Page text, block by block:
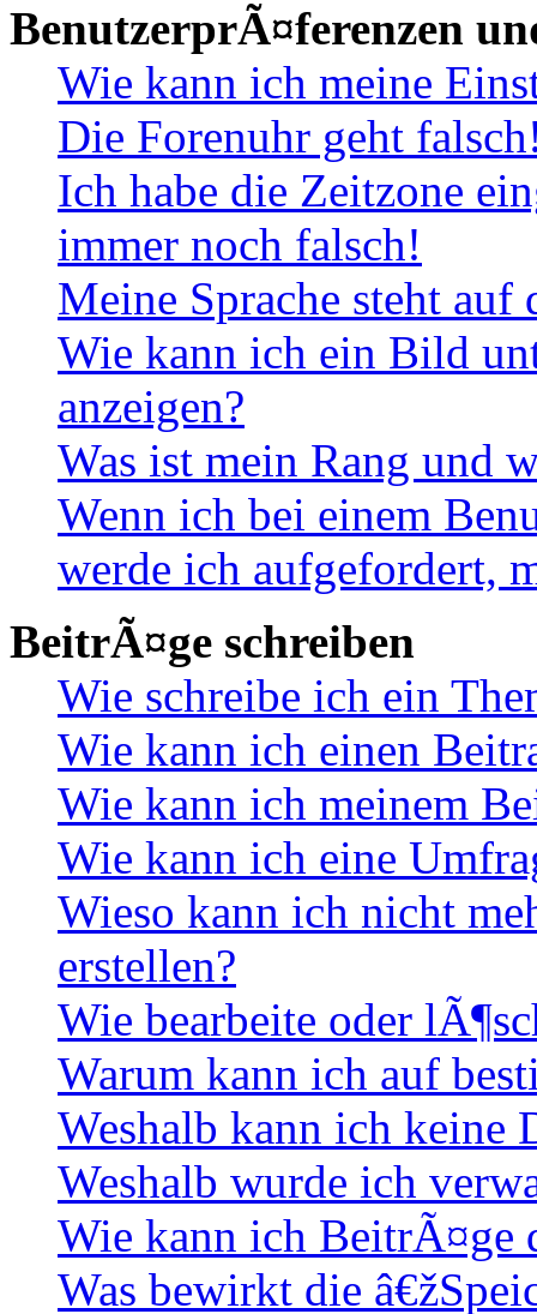
BenutzerprÃ¤ferenzen
Wie kann ich meine
Die Forenuhr geht
Ich habe die Zeitzone
immer noch falsch!
Meine Sprache steht
Wie kann ich ein Bild
anzeigen?
Was ist mein Rang und
Wenn ich bei einem
werde ich aufgefordert,
BeitrÃ¤ge schreiben
Wie schreibe ich ein
Wie kann ich einen
Wie kann ich meinem
Wie kann ich eine
Wieso kann ich nicht
erstellen?
Wie bearbeite oder
Warum kann ich auf
Weshalb kann ich keine
Weshalb wurde ich
Wie kann ich BeitrÃ¤ge
Was bewirkt die